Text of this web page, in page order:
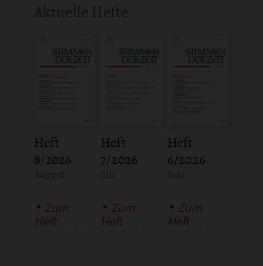
Aktuelle Hefte
Heft
8/2026
Zum
Heft
Heft
7/2026
Zum
Heft
Heft
6/2026
Zum
Heft